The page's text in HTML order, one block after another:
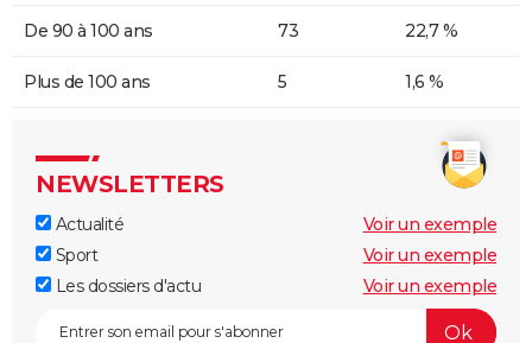
De 90 à 100 ans 73 22,7 %
Plus de 100 ans 5 1,6 %
NEWSLETTERS
Actualité
Voir un exemple
Sport
Voir un exemple
Les dossiers d'actu
Voir un exemple